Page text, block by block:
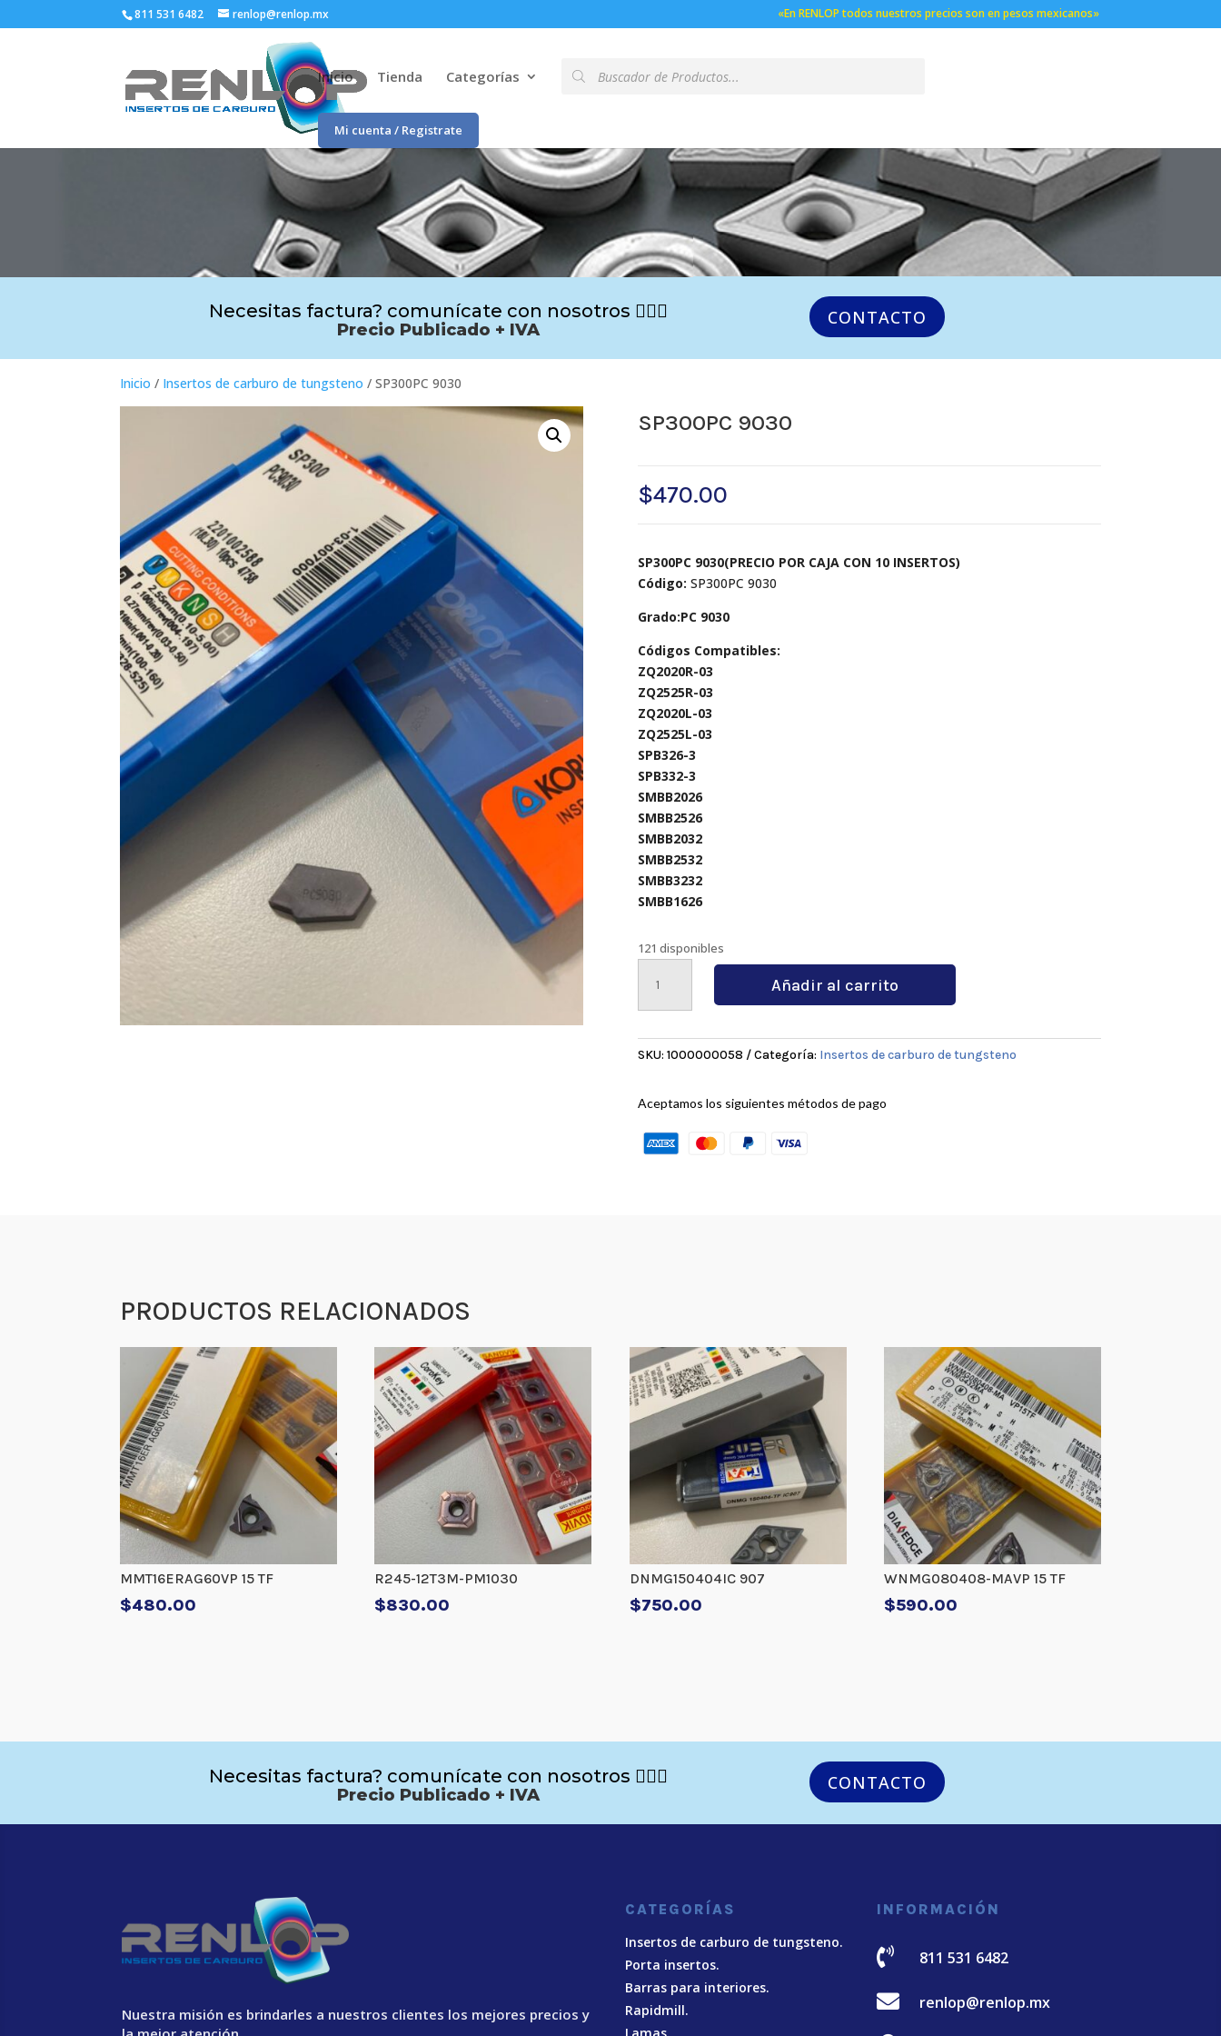
811 531 6482 renlop@renlop.mx «En RENLOP todos nuestros precios son en pesos mexicanos»
Inicio Tienda Categorías de
productos
Mi cuenta / Registrate
Necesitas factura? comunícate con nosotros 🙋🏻‍♂️
Precio Publicado + IVA
CONTACTO
Inicio / Insertos de carburo de tungsteno / SP300PC 9030
SP300PC 9030
$470.00
SP300PC 9030(PRECIO POR CAJA CON 10 INSERTOS)
Código: SP300PC 9030
Grado:PC 9030
Códigos Compatibles:
ZQ2020R-03
ZQ2525R-03
ZQ2020L-03
ZQ2525L-03
SPB326-3
SPB332-3
SMBB2026
SMBB2526
SMBB2032
SMBB2532
SMBB3232
SMBB1626
121 disponibles
9030
cantidad
Añadir al carrito
SKU: 1000000058 Categoría: Insertos de carburo de tungsteno
Aceptamos los siguientes métodos de pago
PRODUCTOS RELACIONADOS
MMT16ERAG60VP 15 TF
$480.00
R245-12T3M-PM1030
$830.00
DNMG150404IC 907
$750.00
WNMG080408-MAVP 15 TF
$590.00
Necesitas factura? comunícate con nosotros 🙋🏻‍♂️
Precio Publicado + IVA
CONTACTO
Nuestra misión es brindarles a nuestros clientes los mejores precios y
CATEGORÍAS
Insertos de carburo de tungsteno.
Porta insertos.
Barras para interiores.
Rapidmill.
INFORMACIÓN
 811 531 6482
 renlop@renlop.mx